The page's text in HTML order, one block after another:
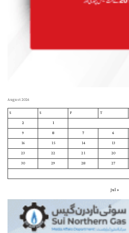
August 2026
T
F
S
S
1
2
6
7
8
9
13
14
15
16
20
21
22
23
27
28
29
30
« Jul